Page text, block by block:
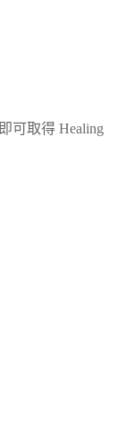
可取得 Healing